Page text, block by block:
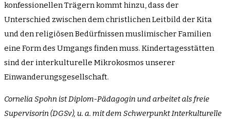
konfessionellen Trägern kommt hinzu, dass der
Unterschied zwischen dem christlichen Leitbild der Kita
und den religiösen Bedürfnissen muslimischer Familien
eine Form des Umgangs finden muss. Kindertagesstätten
sind der interkulturelle Mikrokosmos unserer
Einwanderungsgesellschaft.
Cornelia Spohn ist Diplom-Pädagogin und arbeitet als freie
Supervisorin (DGSv), u. a. mit dem Schwerpunkt Interkulturelle